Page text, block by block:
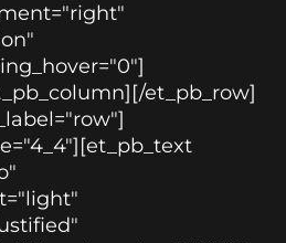
et_pb_row]